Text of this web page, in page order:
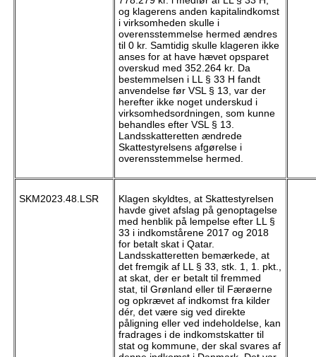
og klagerens anden kapitalindkomst
i virksomheden skulle i
overensstemmelse hermed ændres
til 0 kr. Samtidig skulle klageren ikke
anses for at have hævet opsparet
overskud med 352.264 kr. Da
bestemmelsen i LL § 33 H fandt
anvendelse før VSL § 13, var der
herefter ikke noget underskud i
virksomhedsordningen, som kunne
behandles efter VSL § 13.
Landsskatteretten ændrede
Skattestyrelsens afgørelse i
overensstemmelse hermed.
SKM2023.48.LSR
Klagen skyldtes, at Skattestyrelsen
havde givet afslag på genoptagelse
med henblik på lempelse efter LL §
33 i indkomstårene 2017 og 2018
for betalt skat i Qatar.
Landsskatteretten bemærkede, at
det fremgik af LL § 33, stk. 1, 1. pkt.,
at skat, der er betalt til fremmed
stat, til Grønland eller til Færøerne
og opkrævet af indkomst fra kilder
dér, det være sig ved direkte
påligning eller ved indeholdelse, kan
fradrages i de indkomstskatter til
stat og kommune, der skal svares af